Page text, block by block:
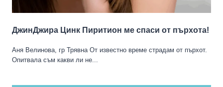
ДжинДжира Цинк Пиритион ме спаси от пърхота!
Аня Велинова, гр Трявна От известно време страдам от пърхот.
Опитвала съм какви ли не...